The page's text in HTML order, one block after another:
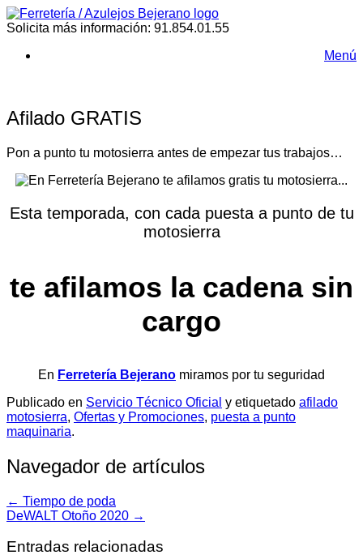
Saltar
al
Solicita más información: 91.854.01.55
Menú
Afilado GRATIS
Pon a punto tu motosierra antes de empezar tus trabajos…
Esta temporada, con cada puesta a punto de tu
motosierra
te afilamos la cadena sin
cargo
En Ferretería Bejerano miramos por tu seguridad
Publicado en Servicio Técnico Oficial y etiquetado afilado
motosierra, Ofertas y Promociones, puesta a punto
maquinaria.
Navegador de artículos
← Tiempo de poda
DeWALT Otoño 2020 →
Entradas relacionadas